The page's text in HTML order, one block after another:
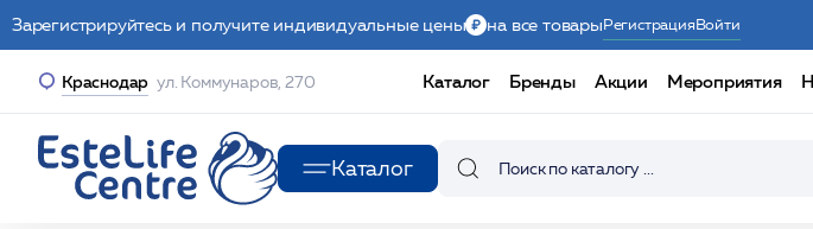
Зарегистрируйтесь и получите индивидуальные цены на все товарыРегистрацияВойти
Краснодар ул. Коммунаров, 270 Каталог Бренды Акции Мероприятия
Каталог